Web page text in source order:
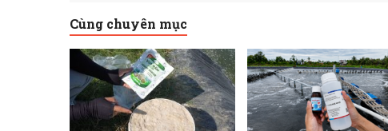
Cùng chuyên mục